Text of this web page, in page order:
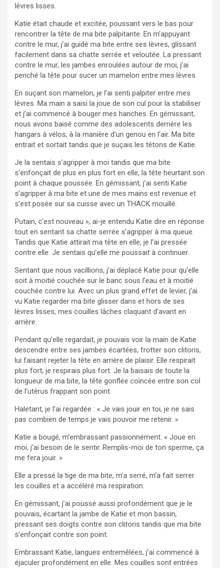
lèvres lisses.
Katie était chaude et excitée, poussant vers le bas pour
rencontrer la tête de ma bite palpitante. En m’appuyant
contre le mur, j’ai guidé ma bite entre ses lèvres, glissant
facilement dans sa chatte serrée et veloutée. La pressant
contre le mur, les jambes enroulées autour de moi, j’ai
penché la tête pour sucer un mamelon entre mes lèvres.
En suçant son mamelon, je l’ai senti palpiter entre mes
lèvres. Ma main a saisi la joue de son cul pour la stabiliser
et j’ai commencé à bouger mes hanches. En gémissant,
nous avons baisé comme des adolescents derrière les
hangars à vélos, à la manière d’un genou en l’air. Ma bite
entrait et sortait tandis que je suçais les tétons de Katie.
Je la sentais s’agripper à moi tandis que ma bite
s’enfonçait de plus en plus fort en elle, la tête heurtant son
point à chaque poussée. En gémissant, j’ai senti Katie
s’agripper à ma bite et une de mes mains est revenue et
s’est posée sur sa cuisse avec un THACK mouillé.
Putain, c’est nouveau », ai-je entendu Katie dire en réponse
tout en sentant sa chatte serrée s’agripper à ma queue.
Tandis que Katie attirait ma tête en elle, je l’ai pressée
contre elle. Je sentais qu’elle me poussait à continuer.
Sentant que nous vacillions, j’ai déplacé Katie pour qu’elle
soit à moitié couchée sur le banc sous l’eau et à moitié
couchée contre lui. Avec un plus grand effet de levier, j’ai
vu Katie regarder ma bite glisser dans et hors de ses
lèvres lisses, mes couilles lâches claquant d’avant en
arrière.
Pendant qu’elle regardait, je pouvais voir la main de Katie
descendre entre ses jambes écartées, frotter son clitoris,
lui faisant rejeter la tête en arrière de plaisir. Elle respirait
plus fort, je respirais plus fort. Je la baisais de toute la
longueur de ma bite, la tête gonflée coincée entre son col
de l’utérus frappant son point.
Haletant, je l’ai regardée : « Je vais jouir en toi, je ne sais
pas combien de temps je vais pouvoir me retenir. »
Katie a bougé, m’embrassant passionnément. « Joue en
moi, j’ai besoin de le sentir. Remplis-moi de ton sperme, ça
me fera jouir. »
Elle a pressé la tige de ma bite, m’a serré, m’a fait serrer
les couilles et a accéléré ma respiration.
En gémissant, j’ai poussé aussi profondément que je le
pouvais, écartant la jambe de Katie et mon bassin,
pressant ses doigts contre son clitoris tandis que ma bite
s’enfonçait contre son point.
Embrassant Katie, langues entremêlées, j’ai commencé à
éjaculer profondément en elle. Mes couilles sont entrées